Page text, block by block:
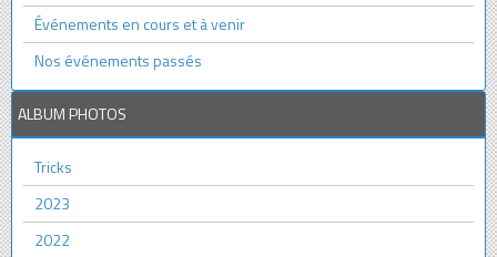
Événements en cours et à venir
Nos événements passés
ALBUM PHOTOS
Tricks
2023
2022